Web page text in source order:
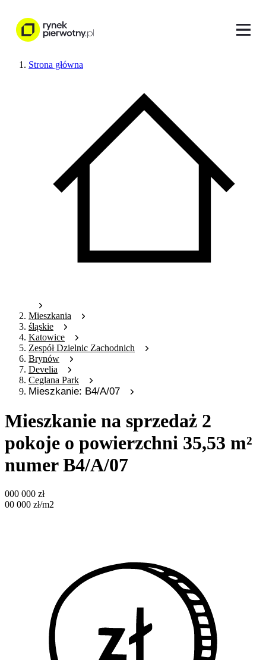
Strona główna
Mieszkania
śląskie
Katowice
Zespół Dzielnic Zachodnich
Brynów
Develia
Ceglana Park
Mieszkanie: B4/A/07
Mieszkanie na sprzedaż 2
pokoje o powierzchni 35,53 m²
numer B4/A/07
000 000 zł
00 000 zł/m2